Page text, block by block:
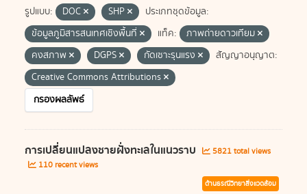
รูปแบบ: DOC SHP
ประเภทชุดข้อมูล:
ข้อมูลภูมิสารสนเทศเชิงพื้นที่
แท็ค:
ภาพถ่ายดาวเทียม
คงสภาพ
DGPS กัดเซาะรุนแรง
สัญญาอนุญาต:
Creative Commons Attributions
กรองผลลัพธ์
การเปลี่ยนแปลงชายฝั่งทะเลในแนวราบ
5821 total views
110 recent views
ด้านธรณีวิทยาสิ่งแวดล้อม